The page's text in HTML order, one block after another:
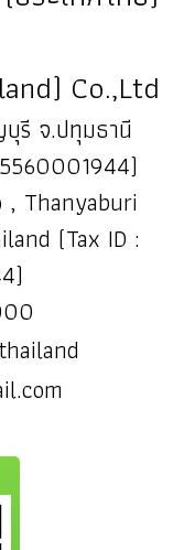
Co.,Ltd
รี จ.ปทุมธานี
Thanyaburi
(Tax ID :